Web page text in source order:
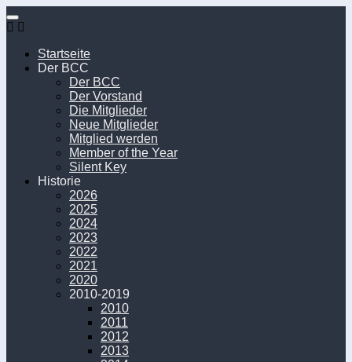
Unter
dem
Startseite
Der BCC
Der BCC
Der Vorstand
Die Mitglieder
Neue Mitglieder
Mitglied werden
Member of the Year
Silent Key
Historie
2026
2025
2024
2023
2022
2021
2020
2010-2019
2010
2011
2012
2013